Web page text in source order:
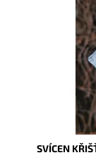
Dostupnost:
SVÍCEN